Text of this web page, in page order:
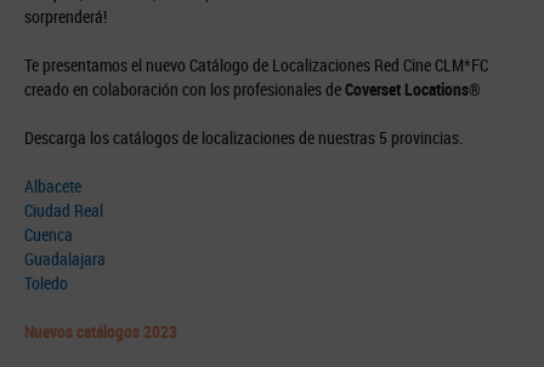
sorprenderá!
Te presentamos el nuevo Catálogo de Localizaciones Red Cine CLM*FC
creado en colaboración con los profesionales deCoverset Locations®
Descarga los catálogos de localizaciones de nuestras 5 provincias.
Albacete
Ciudad Real
Cuenca
Guadalajara
Toledo
Nuevos catálogos 2023